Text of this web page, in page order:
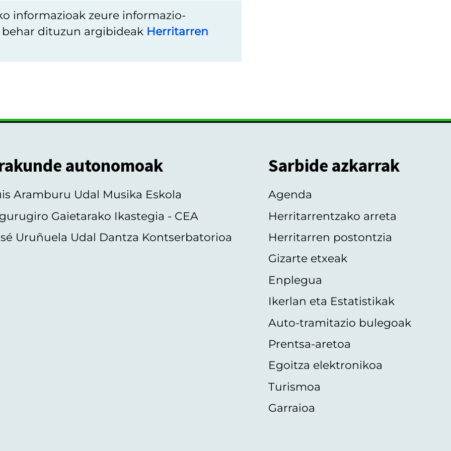
informazioak zeure informazio-
dituzun argibideak Herritarren
autonomoak
Aramburu Udal Musika Eskola
Gaietarako Ikastegia - CEA
Uruñuela Udal Dantza Kontserbatorioa
Sarbide azkarrak
Agenda
Herritarrentzako arreta
Herritarren postontzia
Gizarte etxeak
Enplegua
Ikerlan eta Estatistikak
Auto-tramitazio bulegoak
Prentsa-aretoa
Egoitza elektronikoa
Turismoa
Garraioa